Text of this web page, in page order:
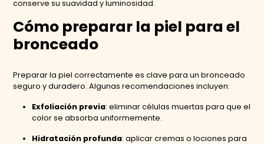
conserve su suavidad y luminosidad.
Cómo preparar la piel para el
bronceado
Preparar la piel correctamente es clave para un bronceado
seguro y duradero. Algunas recomendaciones incluyen:
Exfoliación previa: eliminar células muertas para que el
color se absorba uniformemente.
Hidratación profunda: aplicar cremas o lociones para